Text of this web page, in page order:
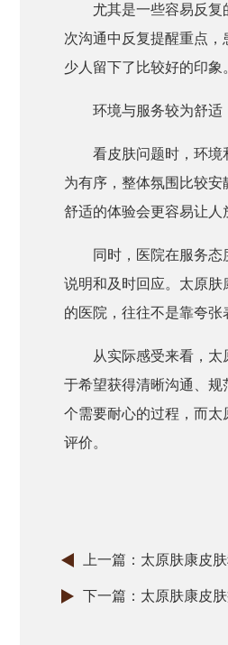
尤其是一些容易反
次沟通中反复提醒重点
少人留下了比较好的印象。
环境与服务较为舒适
看皮肤问题时，环境
为有序，整体氛围比较
舒适的体验会更容易让人
同时，医院在服务
说明和及时回应。太原
的医院，往往不是靠夸张
从实际感受来看，
于希望获得清晰沟通、
个需要耐心的过程，而
评价。
上一篇： 太原肤康皮
下一篇： 太原肤康皮